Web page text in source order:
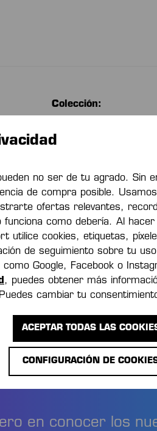
Colección:
Combinación de
Código de material:
Número de artículo
DINERO!
en conocer los
no ser de tu agrado. Sin
de compra posible.
ofertas relevantes,
funciona como debería. Al
utilice cookies, etiquetas,
de seguimiento sobre tu
Google, Facebook o
, puedes obtener más
cambiar tu
CONFIGURACIÓN DE
ACEPTAR TODAS LAS